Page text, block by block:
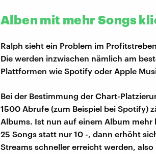
Alben mit mehr Songs
Ralph sieht ein Problem im
Die werden inzwischen nämlich am
Plattformen wie Spotify oder Apple
Bei der Bestimmung der Chart-
1500 Abrufe (zum Beispiel bei Spotify)
Albums. Ist nun auf einem Album
25 Songs statt nur 10 -, dann erhöht
Streams schneller erreicht werden,